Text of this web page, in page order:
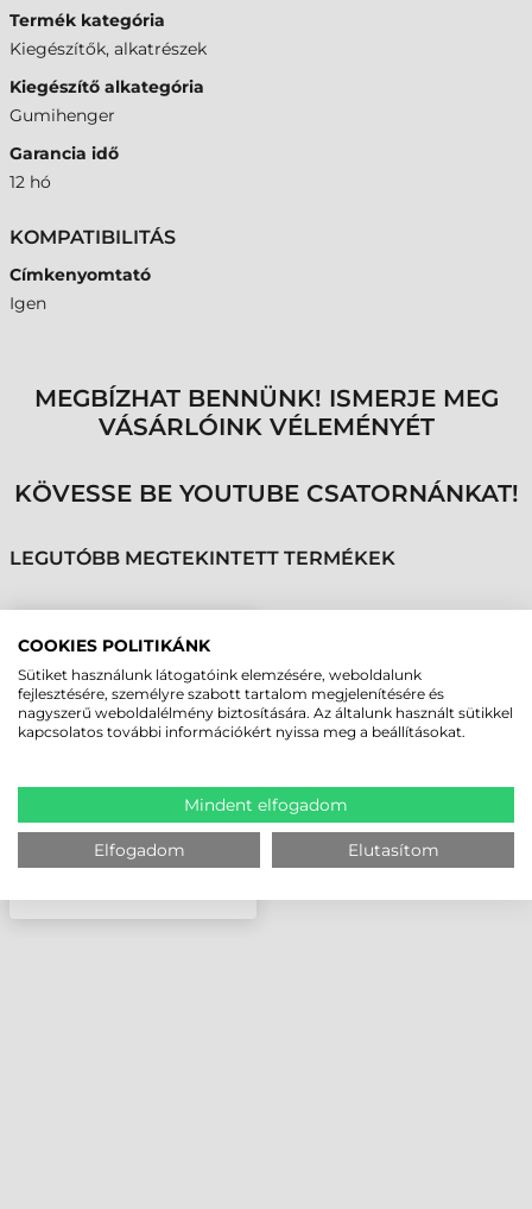
Termék kategória
Kiegészítők, alkatrészek
Kiegészítő alkategória
Gumihenger
Garancia idő
12 hó
KOMPATIBILITÁS
Címkenyomtató
Igen
MEGBÍZHAT BENNÜNK! ISMERJE MEG
VÁSÁRLÓINK VÉLEMÉNYÉT
KÖVESSE BE YOUTUBE CSATORNÁNKAT!
LEGUTÓBB MEGTEKINTETT TERMÉKEK
TSC PRINTRONIX
GUMIHENGER T82X6,
T83X6
COOKIES POLITIKÁNK
Sütiket használunk látogatóink elemzésére, weboldalunk
fejlesztésére, személyre szabott tartalom megjelenítésére és
nagyszerű weboldalélmény biztosítására. Az általunk használt sütikkel
kapcsolatos további információkért nyissa meg a beállításokat.
Mindent elfogadom
Elfogadom Elutasítom